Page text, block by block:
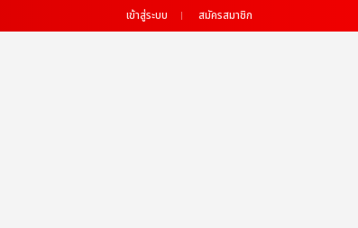
เข้าสู่ระบบ สมัครสมาชิก